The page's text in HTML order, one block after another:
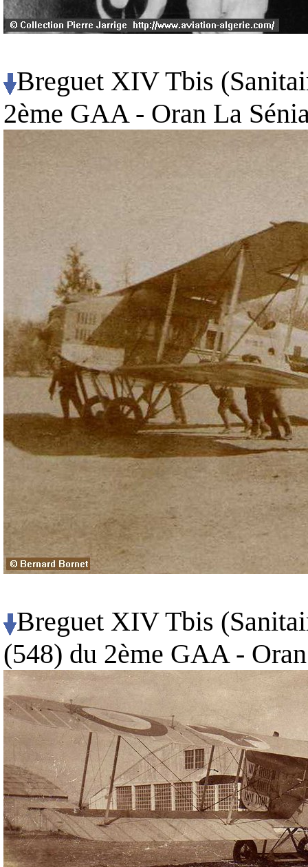
Breguet XIV Tbis
2ème GAA - Oran La
Breguet XIV Tbis
(548) du 2ème GAA -